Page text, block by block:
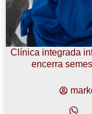
Clínica integrada
encerra